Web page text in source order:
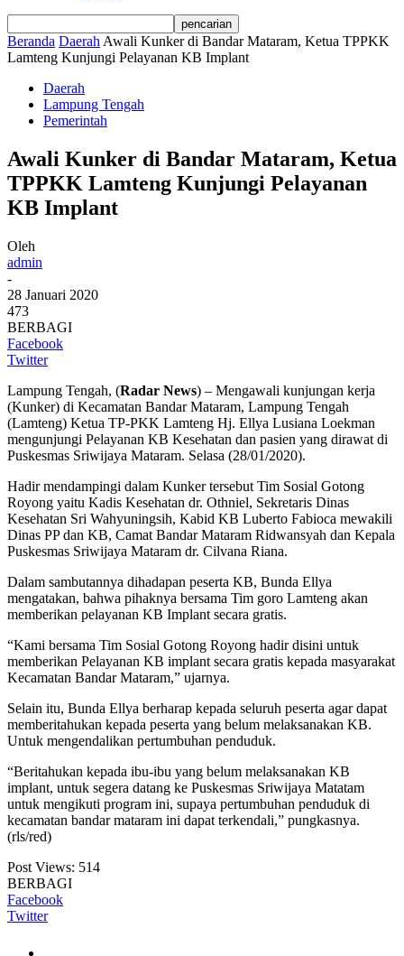
Beranda Daerah Awali Kunker di Bandar Mataram, Ketua TPPKK
Lamteng Kunjungi Pelayanan KB Implant
Daerah
Lampung Tengah
Pemerintah
Awali Kunker di Bandar Mataram, Ketua
TPPKK Lamteng Kunjungi Pelayanan
KB Implant
Oleh
admin
-
28 Januari 2020
473
BERBAGI
Facebook
Twitter
Lampung Tengah, (Radar News) – Mengawali kunjungan kerja
(Kunker) di Kecamatan Bandar Mataram, Lampung Tengah
(Lamteng) Ketua TP-PKK Lamteng Hj. Ellya Lusiana Loekman
mengunjungi Pelayanan KB Kesehatan dan pasien yang dirawat di
Puskesmas Sriwijaya Mataram. Selasa (28/01/2020).
Hadir mendampingi dalam Kunker tersebut Tim Sosial Gotong
Royong yaitu Kadis Kesehatan dr. Othniel, Sekretaris Dinas
Kesehatan Sri Wahyuningsih, Kabid KB Luberto Fabioca mewakili
Dinas PP dan KB, Camat Bandar Mataram Ridwansyah dan Kepala
Puskesmas Sriwijaya Mataram dr. Cilvana Riana.
Dalam sambutannya dihadapan peserta KB, Bunda Ellya
mengatakan, bahwa pihaknya bersama Tim goro Lamteng akan
memberikan pelayanan KB Implant secara gratis.
“Kami bersama Tim Sosial Gotong Royong hadir disini untuk
memberikan Pelayanan KB implant secara gratis kepada masyarakat
Kecamatan Bandar Mataram,” ujarnya.
Selain itu, Bunda Ellya berharap kepada seluruh peserta agar dapat
memberitahukan kepada peserta yang belum melaksanakan KB.
Untuk mengendalikan pertumbuhan penduduk.
“Beritahukan kepada ibu-ibu yang belum melaksanakan KB
implant, untuk segera datang ke Puskesmas Sriwijaya Matatam
untuk mengikuti program ini, supaya pertumbuhan penduduk di
kecamatan bandar mataram ini dapat terkendali,” pungkasnya.
(rls/red)
Post Views: 514
BERBAGI
Facebook
Twitter